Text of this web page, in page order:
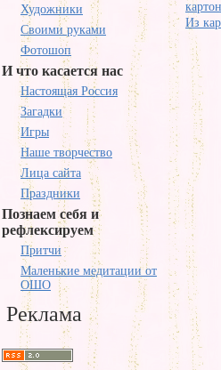
Художники
Своими руками
Фотошоп
И что касается нас
Настоящая Россия
Загадки
Игры
Наше творчество
Лица сайта
Праздники
Познаем себя и
рефлексируем
Притчи
Маленькие медитации от
ОШО
Реклама
картон
Из